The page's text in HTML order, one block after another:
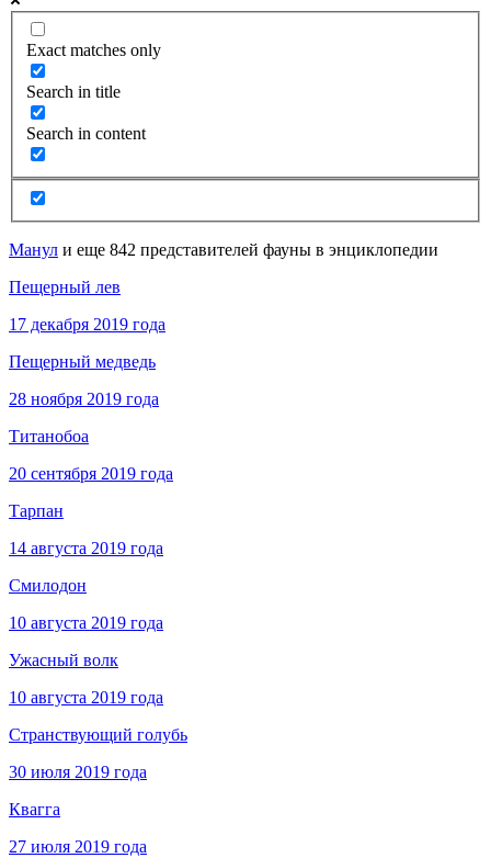
Exact matches only
Search in title
Search in content
Манул и еще 842 представителей фауны в энциклопедии
Пещерный лев
17 декабря 2019 года
Пещерный медведь
28 ноября 2019 года
Титанобоа
20 сентября 2019 года
Тарпан
14 августа 2019 года
Смилодон
10 августа 2019 года
Ужасный волк
10 августа 2019 года
Странствующий голубь
30 июля 2019 года
Квагга
27 июля 2019 года